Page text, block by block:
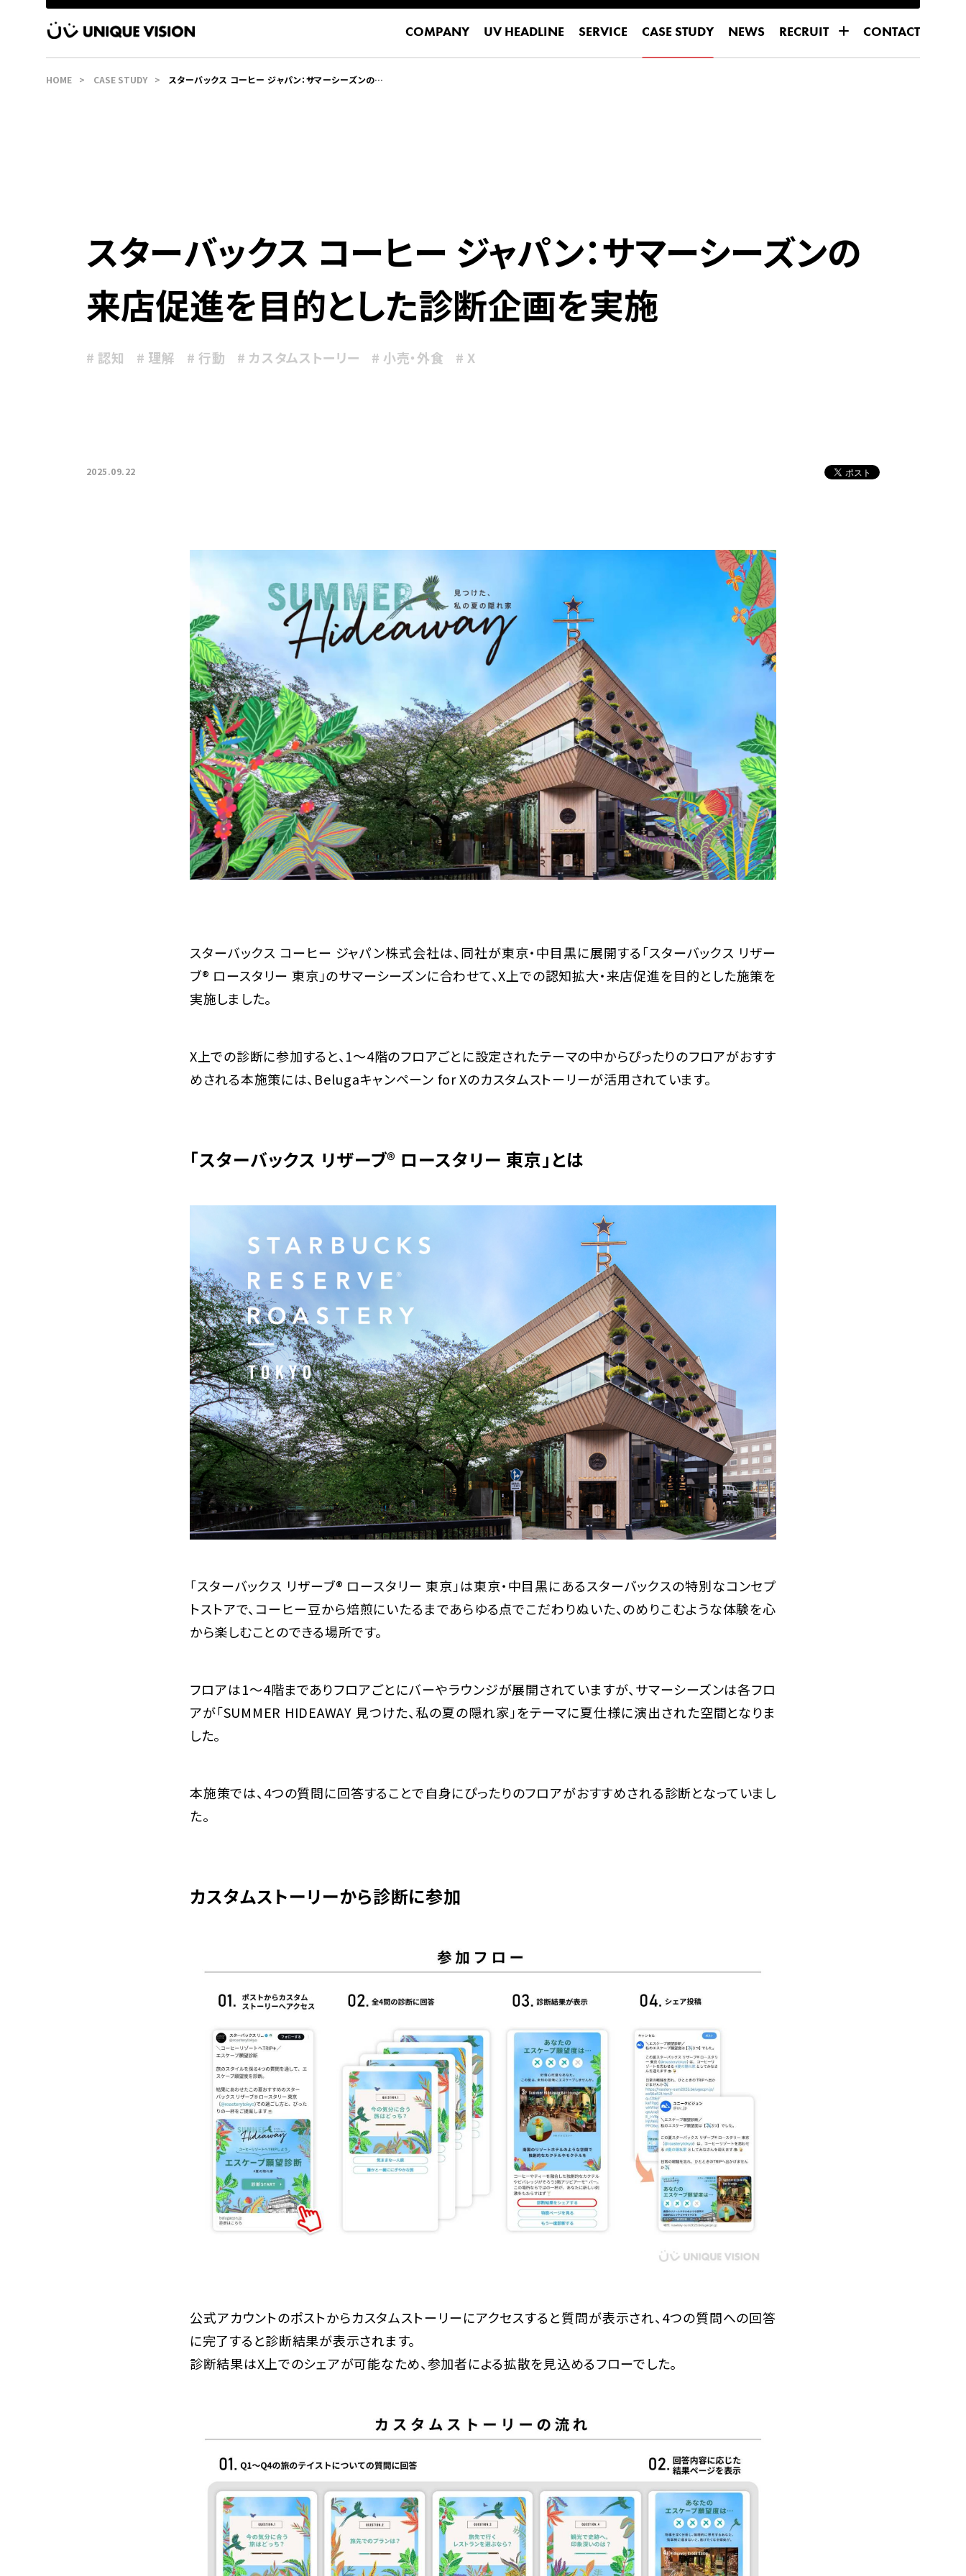
スターバックス コーヒー ジャパン：サマーシーズンの
来店促進を目的とした診断企画を実施
# 認知 # 理解 # 行動 # カスタムストーリー # 小売・外食 # X
2025.09.22
スターバックス コーヒー ジャパン株式会社は、同社が東京・中目黒に展開する「スターバックス リザー
ブ® ロースタリー 東京」のサマーシーズンに合わせて、X上での認知拡大・来店促進を目的とした施策を
実施しました。
X上での診断に参加すると、1～4階のフロアごとに設定されたテーマの中からぴったりのフロアがおすす
めされる本施策には、Belugaキャンペーン for Xのカスタムストーリーが活用されています。
「スターバックス リザーブ® ロースタリー 東京」とは
「スターバックス リザーブ® ロースタリー 東京」は東京・中目黒にあるスターバックスの特別なコンセプ
トストアで、コーヒー豆から焙煎にいたるまであらゆる点でこだわりぬいた、のめりこむような体験を心
から楽しむことのできる場所です。
フロアは1～4階までありフロアごとにバーやラウンジが展開されていますが、サマーシーズンは各フロ
アが「SUMMER HIDEAWAY 見つけた、私の夏の隠れ家」をテーマに夏仕様に演出された空間となりま
した。
本施策では、4つの質問に回答することで自身にぴったりのフロアがおすすめされる診断となっていまし
た。
カスタムストーリーから診断に参加
公式アカウントのポストからカスタムストーリーにアクセスすると質問が表示され、4つの質問への回答
に完了すると診断結果が表示されます。
診断結果はX上でのシェアが可能なため、参加者による拡散を見込めるフローでした。
HOME CASE STUDY
スターバックス コーヒー ジャパン：サマーシーズンの来
COMPANY UV HEADLINE SERVICE CASE STUDY NEWS RECRUIT CONTACT